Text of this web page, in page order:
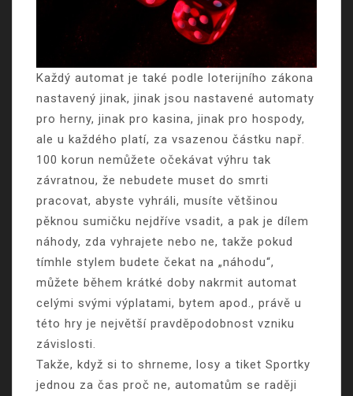
Každý automat je také podle loterijního zákona
nastavený jinak, jinak jsou nastavené automaty
pro herny, jinak pro kasina, jinak pro hospody,
ale u každého platí, za vsazenou částku např.
100 korun nemůžete očekávat výhru tak
závratnou, že nebudete muset do smrti
pracovat, abyste vyhráli, musíte většinou
pěknou sumičku nejdříve vsadit, a pak je dílem
náhody, zda vyhrajete nebo ne, takže pokud
tímhle stylem budete čekat na „náhodu“,
můžete během krátké doby nakrmit automat
celými svými výplatami, bytem apod., právě u
této hry je největší pravděpodobnost vzniku
závislosti.
Takže, když si to shrneme, losy a tiket Sportky
jednou za čas proč ne, automatům se raději